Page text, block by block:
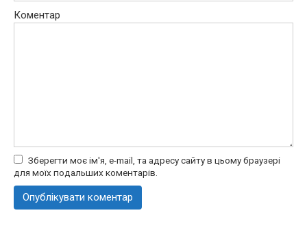
Коментар
Зберегти моє ім'я, e-mail, та адресу сайту в цьому браузері
для моїх подальших коментарів.